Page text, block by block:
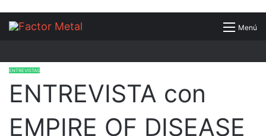
Menú
Buscar
ENTREVISTAS
ENTREVISTA con
EMPIRE OF DISEASE